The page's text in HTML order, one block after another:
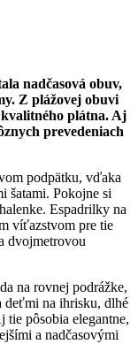
nadčasová obuv,
Z plážovej obuvi
plátna. Aj
prevedeniach
podpätku, vďaka
šatami. Pokojne si
Espadrilky na
víťazstvom pre tie
dvojmetrovou
na rovnej podrážke,
deťmi na ihrisku, dlhé
tie pôsobia elegantne,
a nadčasovými